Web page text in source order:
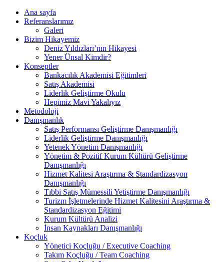
Ana sayfa
Referanslarımız
Galeri
Bizim Hikayemiz
Deniz Yıldızları’nın Hikayesi
Yener Ünsal Kimdir?
Konseptler
Bankacılık Akademisi Eğitimleri
Satış Akademisi
Liderlik Geliştirme Okulu
Hepimiz Mavi Yakalıyız
Metodoloji
Danışmanlık
Satış Performansı Geliştirme Danışmanlığı
Liderlik Geliştirme Danışmanlığı
Yetenek Yönetim Danışmanlığı
Yönetim & Pozitif Kurum Kültürü Geliştirme
Danışmanlığı
Hizmet Kalitesi Araştırma & Standardizasyon
Danışmanlığı
Tıbbi Satış Mümessili Yetiştirme Danışmanlığı
Turizm İşletmelerinde Hizmet Kalitesini Araştırma &
Standardizasyon Eğitimi
Kurum Kültürü Analizi
İnsan Kaynakları Danışmanlığı
Koçluk
Yönetici Koçluğu / Executive Coaching
Takım Koçluğu / Team Coaching